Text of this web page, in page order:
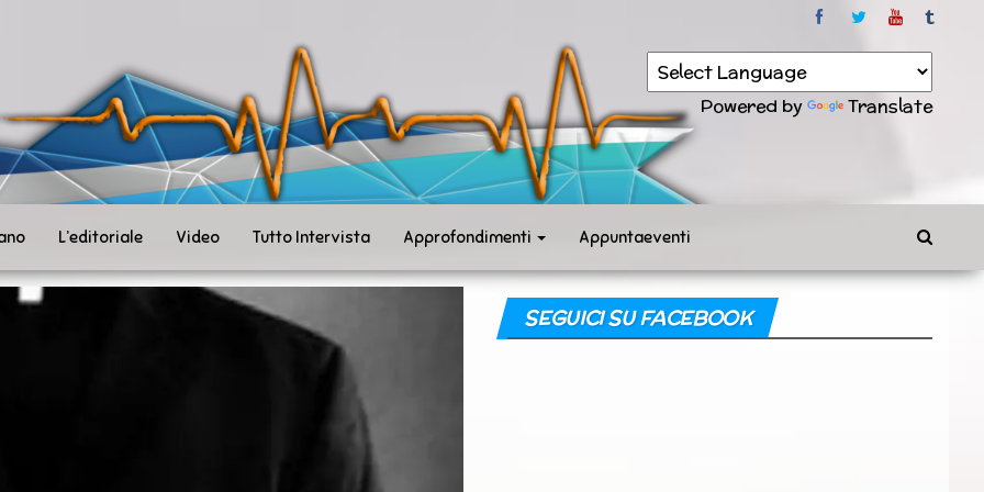
Powered by Translate
L’editoriale Video Tutto Intervista Approfondimenti Appuntaeventi
SEGUICI SU FACEBOOK